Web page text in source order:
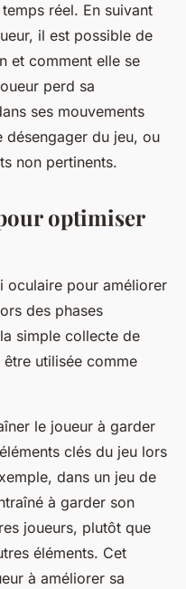
réel. En suivant
il est possible de
et comment elle se
perd sa
ses mouvements
désengager du jeu, ou
non pertinents.
optimiser
oculaire pour améliorer
des phases
simple collecte de
utilisée comme
le joueur à garder
clés du jeu lors
dans un jeu de
à garder son
joueurs, plutôt que
éléments. Cet
à améliorer sa